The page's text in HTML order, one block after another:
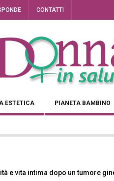
CONTATTI
ESTETICA PIANETA BAMBINO
e vita intima dopo un tumore